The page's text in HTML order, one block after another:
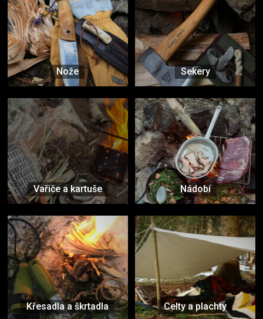
Nože Sekery
Vařiče a kartuše Nádobí
Křesadla a škrtadla Celty a plachty